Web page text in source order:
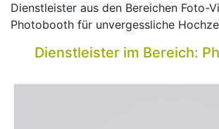
Dienstleister aus den Bereichen Foto-
Photobooth für unvergessliche
Dienstleister im Bereich: